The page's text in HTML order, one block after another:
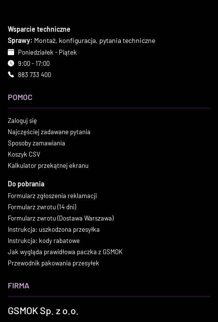
Wsparcie techniczne
Sprawy: Montaż, konfiguracja, pytania techniczne
Poniedziałek - Piątek
9:00 - 17:00
883 733 400
POMOC
Zaloguj się
Najczęściej zadawane pytania
Sposoby zamawiania
Koszyk CSV
Kalkulator przekątnej ekranu
Do pobrania
Formularz zgłoszenia reklamacji
Formularz zwrotu (14 dni)
Formularz zwrotu (Dostawa Warszawa)
Instrukcja: uszkodzona przesyłka
Instrukcja: kody rabatowe
Jak wygląda prawidłowa paczka z GSMOK
Przewodnik pakowania przesyłek
FIRMA
GSMOK Sp. z o.o.